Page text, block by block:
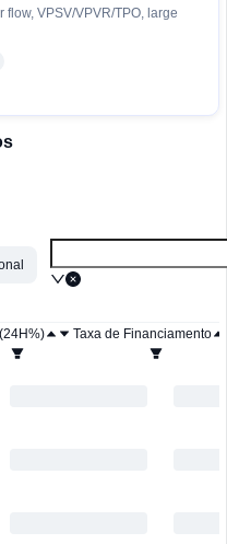
VPSV/VPVR/TPO, large
Taxa de Financiamento